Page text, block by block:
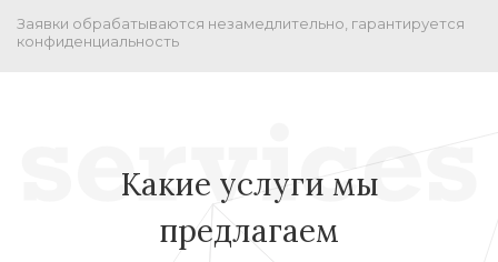
Заявки обрабатываются незамедлительно, гарантируется
конфиденциальность
Какие услуги мы
предлагаем